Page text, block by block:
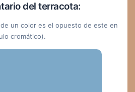
del terracota:
un color es el opuesto de este en
cromático).